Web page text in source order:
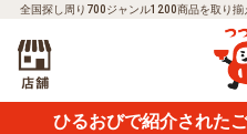
全国探し周り700ジャンル1200商品を取り揃
ひるおびで紹介された